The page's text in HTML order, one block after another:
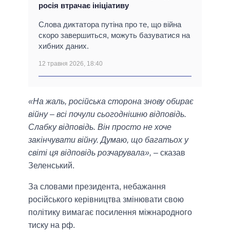
росія втрачає ініціативу
Слова диктатора путіна про те, що війна
скоро завершиться, можуть базуватися на
хибних даних.
12 травня 2026, 18:40
«На жаль, російська сторона знову обирає
війну – всі почули сьогоднішню відповідь.
Слабку відповідь. Він просто не хоче
закінчувати війну. Думаю, що багатьох у
світі ця відповідь розчарувала», – сказав
Зеленський.
За словами президента, небажання
російського керівництва змінювати свою
політику вимагає посилення міжнародного
тиску на рф.